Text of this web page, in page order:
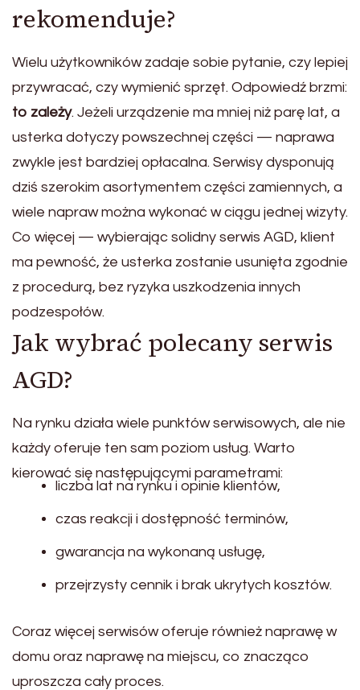
rekomenduje?
Wielu użytkowników zadaje sobie pytanie, czy lepiej
przywracać, czy wymienić sprzęt. Odpowiedź brzmi:
to zależy. Jeżeli urządzenie ma mniej niż parę lat, a
usterka dotyczy powszechnej części — naprawa
zwykle jest bardziej opłacalna. Serwisy dysponują
dziś szerokim asortymentem części zamiennych, a
wiele napraw można wykonać w ciągu jednej wizyty.
Co więcej — wybierając solidny serwis AGD, klient
ma pewność, że usterka zostanie usunięta zgodnie
z procedurą, bez ryzyka uszkodzenia innych
podzespołów.
Jak wybrać polecany serwis
AGD?
Na rynku działa wiele punktów serwisowych, ale nie
każdy oferuje ten sam poziom usług. Warto
kierować się następującymi parametrami:
liczba lat na rynku i opinie klientów,
czas reakcji i dostępność terminów,
gwarancja na wykonaną usługę,
przejrzysty cennik i brak ukrytych kosztów.
Coraz więcej serwisów oferuje również naprawę w
domu oraz naprawę na miejscu, co znacząco
uproszcza cały proces.